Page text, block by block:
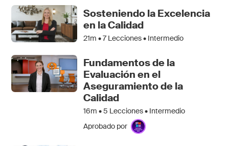
Sosteniendo la Excelencia
en la Calidad
21m •7Lecciones • Intermedio
Fundamentos de la
Evaluación en el
Aseguramiento de la
Calidad
16m •5 Lecciones • Intermedio
Aprobado por